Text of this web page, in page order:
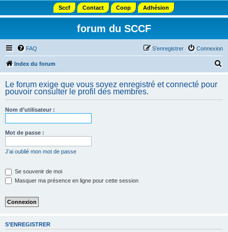
Sccf Contact Coop Adhésion
forum du SCCF
FAQ Connexion
S’enregistrer
Index du forum
h
Le forum exige que vous soyez enregistré et connecté pour
pouvoir consulter le profil des membres.
Nom d’utilisateur :
Mot de passe :
J’ai oublié mon mot de passe
Se souvenir de moi
Masquer ma présence en ligne pour cette session
S’ENREGISTRER